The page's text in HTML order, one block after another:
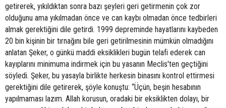
getirerek, yıkıldıktan sonra bazı şeyleri geri getirmenin çok zor
olduğunu ama yıkılmadan önce ve can kaybı olmadan önce tedbirleri
almak gerektiğini dile getirdi. 1999 depreminde hayatlarını kaybeden
20 bin kişinin bir tırnağını bile geri getirilmesinin mümkün olmadığını
anlatan Şeker, o günkü maddi eksiklikleri bugün telafi ederek can
kayıplarını minimuma indirmek için bu yasanın Meclis'ten geçtiğini
söyledi. Şeker, bu yasayla birlikte herkesin binasını kontrol ettirmesi
gerektiğini dile getirerek, şöyle konuştu: “Üçün, beşin hesabının
yapılmaması lazım. Allah korusun, oradaki bir eksiklikten dolayı, bir